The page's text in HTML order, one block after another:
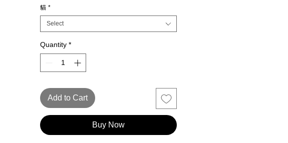
貓 *
Select
Quantity *
Add to Cart
Buy Now